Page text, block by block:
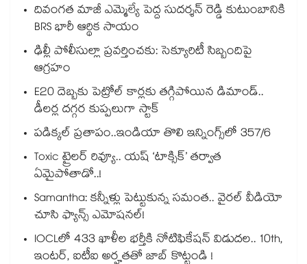
దివంగత మాజీ ఎమ్మెల్యే పెద్ద సుదర్శన్ రెడ్డి కుటుంబానికి
BRS భారీ ఆర్థిక సాయం
ఢిల్లీ పోలీసుల్లా ప్రవర్తించకు: సెక్యూరిటీ సిబ్బందిపై
ఆగ్రహం
E20 దెబ్బకు పెట్రోల్ కార్లకు తగ్గిపోయిన డిమాండ్..
డీలర్ల దగ్గర కుప్పలుగా స్టాక్
పడిక్కల్‌‌ ప్రతాపం..ఇండియా తొలి ఇన్నింగ్స్‌‌లో 357/6
Toxic ట్రైలర్ రివ్యూ.. యష్ ‘టాక్సిక్’ తర్వాత
ఏమైపోతాడో..!
Samantha: కన్నీళ్లు పెట్టుకున్న సమంత.. వైరల్ వీడియో
చూసి ఫ్యాన్స్ ఎమోషనల్!
IOCLలో 433 ఖాళీల భర్తీకి నోటిఫికేషన్ విడుదల.. 10th,
ఇంటర్, ఐటీఐ అర్హతతో జాబ్ కొట్టండి !